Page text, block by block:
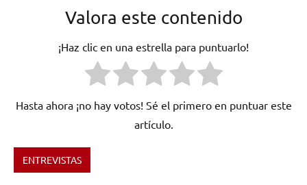
Valora este contenido
¡Haz clic en una estrella para puntuarlo!
Hasta ahora ¡no hay votos! Sé el primero en puntuar este
artículo.
Etiquetado
ENTREVISTAS